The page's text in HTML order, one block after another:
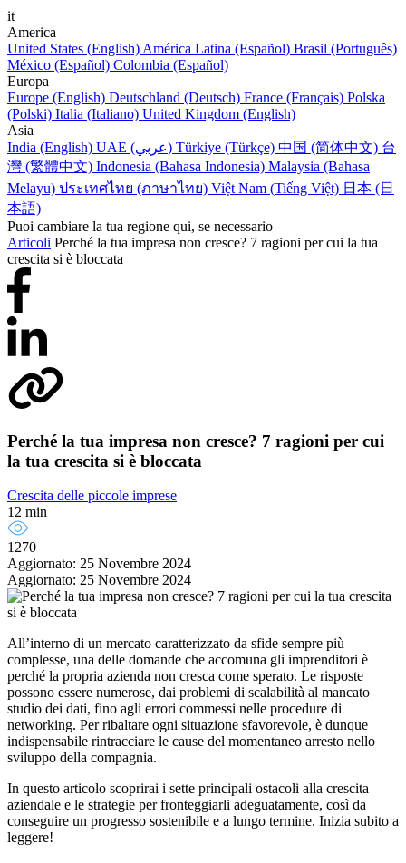
it
America
United States (English) América Latina (Español) Brasil (Português)
México (Español) Colombia (Español)
Europa
Europe (English) Deutschland (Deutsch) France (Français) Polska
(Polski) Italia (Italiano) United Kingdom (English)
Asia
India (English)
UAE (عربي) Türkiye (Türkçe) 中国 (简体中文) 台
灣 (繁體中文) Indonesia (Bahasa Indonesia) Malaysia (Bahasa
Melayu) ประเทศไทย (ภาษาไทย) Việt Nam (Tiếng Việt) 日本 (日
本語)
Puoi cambiare la tua regione qui, se necessario
Articoli Perché la tua impresa non cresce? 7 ragioni per cui la tua
crescita si è bloccata
Perché la tua impresa non cresce? 7 ragioni per cui
la tua crescita si è bloccata
Crescita delle piccole imprese
12 min
1270
Aggiornato: 25 Novembre 2024
Aggiornato: 25 Novembre 2024
All’interno di un mercato caratterizzato da sfide sempre più
complesse, una delle domande che accomuna gli imprenditori è
perché la propria azienda non cresca come sperato. Le risposte
possono essere numerose, dai problemi di scalabilità al mancato
studio dei dati, fino agli errori commessi nelle procedure di
networking. Per ribaltare ogni situazione sfavorevole, è dunque
indispensabile rintracciare le cause del momentaneo arresto nello
sviluppo della compagnia.
In questo articolo scoprirai i sette principali ostacoli alla crescita
aziendale e le strategie per fronteggiarli adeguatamente, così da
conseguire un progresso sostenibile e a lungo termine. Inizia subito a
leggere!